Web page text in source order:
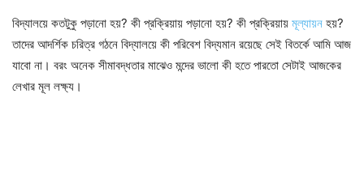
বিদ্যালয়ে কতটুকু পড়ানো হয়? কী প্রক্রিয়ায় পড়ানো হয়? কী প্রক্রিয়ায় মূল্যায়ন হয়?
তাদের আদর্শিক চরিত্র গঠনে বিদ্যালয়ে কী পরিবেশ বিদ্যমান রয়েছে সেই বিতর্কে আমি আজ
যাবো না। বরং অনেক সীমাবদ্ধতার মাঝেও মন্দের ভালো কী হতে পারতো সেটাই আজকের
লেখার মূল লক্ষ্য।